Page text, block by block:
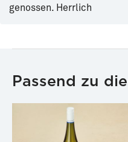
genossen. Herrlich
Passend zu